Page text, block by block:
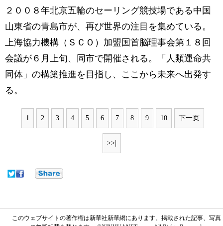
２００８年北京五輪のセーリング競技場である中国
山東省の青島市が、再び世界の注目を集めている。
上海協力機構（ＳＣＯ）加盟国首脳理事会第１８回
会議が６月上旬、同市で開催される。「人類運命共
同体」の構築推進を目指し、ここから未来へ出発す
る。
1 2 3 4 5 6 7 8 9 10 下一页
>>|
このウェブサイトの著作権は新華社新華網にあります。掲載された記事、写真